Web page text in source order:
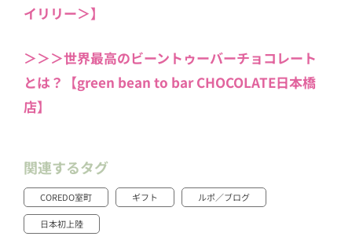
イリリー＞】
＞＞＞世界最高のビーントゥーバーチョコレート
とは？【green bean to bar CHOCOLATE日本橋
店】
関連するタグ
COREDO室町 ギフト ルポ／ブログ
日本初上陸